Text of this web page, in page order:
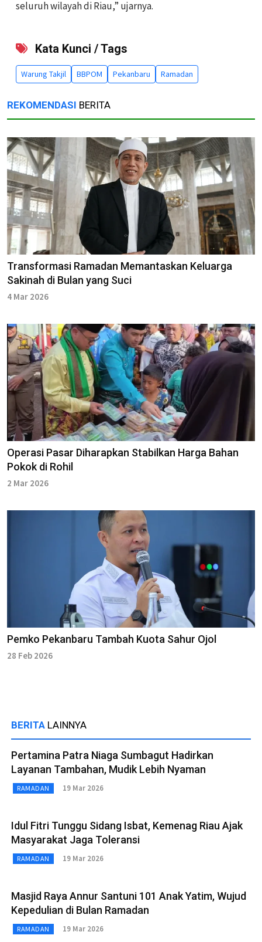
seluruh wilayah di Riau,” ujarnya.
Kata Kunci / Tags
Warung Takjil BBPOM Pekanbaru Ramadan
REKOMENDASI BERITA
Transformasi Ramadan Memantaskan Keluarga
Sakinah di Bulan yang Suci
4 Mar 2026
Operasi Pasar Diharapkan Stabilkan Harga Bahan
Pokok di Rohil
2 Mar 2026
Pemko Pekanbaru Tambah Kuota Sahur Ojol
28 Feb 2026
BERITA LAINNYA
Pertamina Patra Niaga Sumbagut Hadirkan
Layanan Tambahan, Mudik Lebih Nyaman
RAMADAN 19 Mar 2026
Idul Fitri Tunggu Sidang Isbat, Kemenag Riau Ajak
Masyarakat Jaga Toleransi
RAMADAN 19 Mar 2026
Masjid Raya Annur Santuni 101 Anak Yatim, Wujud
Kepedulian di Bulan Ramadan
RAMADAN 19 Mar 2026